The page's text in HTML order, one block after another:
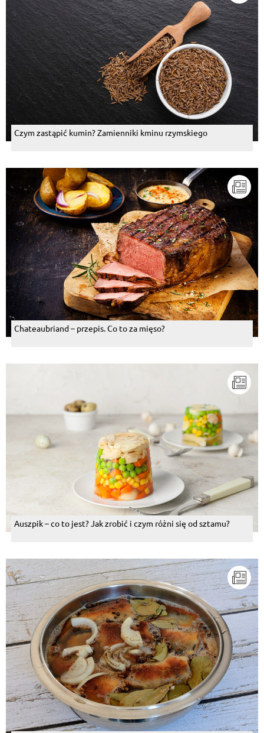
Czym zastąpić kumin? Zamienniki kminu rzymskiego
Chateaubriand – przepis. Co to za mięso?
Auszpik – co to jest? Jak zrobić i czym różni się od sztamu?